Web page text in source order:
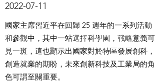
2022-07-11
國家主席習近平在回歸 25 週年的一系列活動
和參觀中，其中一站選擇科學園，戰略意義可
見一斑，這也顯示出國家對於特區發展創科，
創造就業的期盼，未來創新科技及工業局的角
色可謂至關重要。